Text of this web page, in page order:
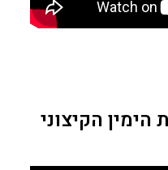
הקיצוני